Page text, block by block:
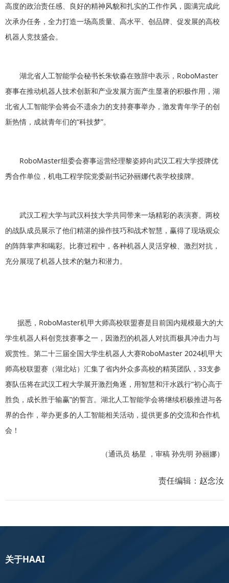
高度的政治责任感、良好的精神风貌和扎实的工作作风，圆满完成此
次承办任务，全力打造一场高质量、高水平、创品牌、促发展的高校
机器人竞技盛会。
湖北省人工智能学会秘书长朱钦淼在致辞中表示，RoboMaster
赛事在推动机器人技术创新和产业发展方面产生显著的积极作用，湖
北省人工智能学会将会不遗余力的支持赛事举办，激发青年学子的创
新热情，成就青年们的“科技梦”。
RoboMaster组委会赛事运营经理黎姿婷向武汉工程大学授牌优
秀合作单位，机电工程学院党委副书记孙丽娜代表学校接牌。
武汉工程大学与武汉科技大学共同带来一场精彩的表演赛。两校
的战队成员展示了他们精湛的操作技巧和战术智慧，赢得了现场观众
的阵阵掌声和喝彩。比赛过程中，各种机器人灵活穿梭、激烈对抗，
充分展现了机器人技术的魅力和潜力。
据悉，RoboMaster机甲大师高校联盟赛是目前国内规模最大的大
学生机器人科创竞技赛事之一，因激烈的机器人对抗而极具冲击力与
观赏性。第二十三届全国大学生机器人大赛RoboMaster 2024机甲大
师高校联盟赛（湖北站）汇集了省内外众多高校的精英团队，33支参
赛队伍将在武汉工程大学展开激烈角逐，用智慧和汗水践行“初心高于
胜负，成长胜于输赢”的誓言。湖北人工智能学会将继续积极推进与各
界的合作，举办更多的人工智能相关活动，提供更多的交流和合作机
会！
（通讯员 杨星 ，审稿 孙先明 孙丽娜）
责任编辑：赵念汝
关于HAAI